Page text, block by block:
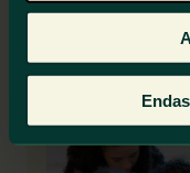
Rapport